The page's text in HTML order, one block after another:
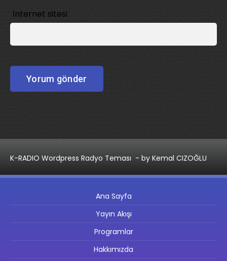
İnternet sitesi
K-RADIO Wordpress Radyo Teması - by Kemal CIZOĞLU
Ana Sayfa
Yayın Akışı
Programlar
Hakkımızda